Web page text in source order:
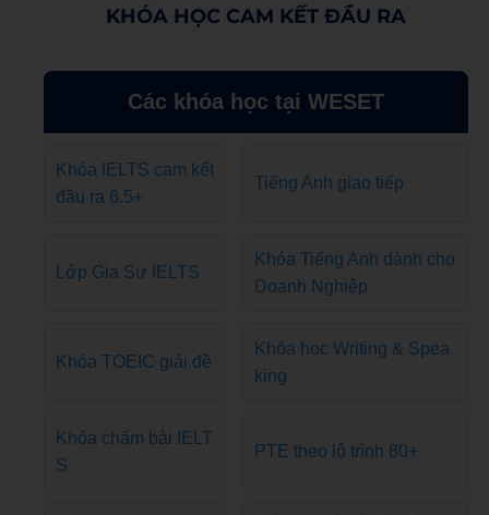
KHÓA HỌC CAM KẾT ĐẦU RA
Các khóa học tại WESET
Khóa IELTS cam kết
đầu ra 6.5+
Tiếng Anh giao tiếp
Lớp Gia Sư IELTS
Khóa Tiếng Anh dành cho
Doanh Nghiệp
Khóa TOEIC giải đề
Khóa học Writing & Spea
king
Khóa chấm bài IELT
S
PTE theo lộ trình 80+